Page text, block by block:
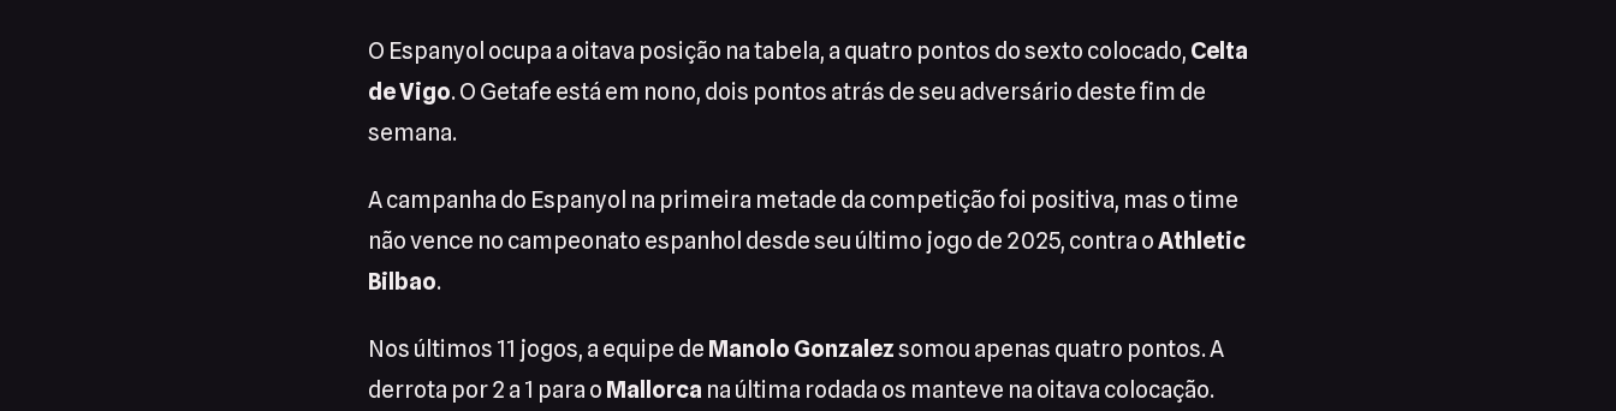
O Espanyol ocupa a oitava posição na tabela, a quatro pontos do sexto colocado, Celta
de Vigo. O Getafe está em nono, dois pontos atrás de seu adversário deste fim de
semana.
A campanha do Espanyol na primeira metade da competição foi positiva, mas o time
não vence no campeonato espanhol desde seu último jogo de 2025, contra oAthletic
Bilbao.
Nos últimos 11 jogos, a equipe de Manolo Gonzalezsomou apenas quatro pontos. A
derrota por 2 a 1 para o Mallorca na última rodada os manteve na oitava colocação.